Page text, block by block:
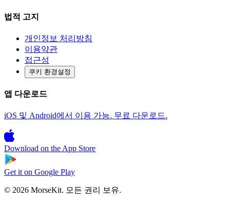
법적 고지
개인정보 처리방침
이용약관
접근성
쿠키 환경설정
앱 다운로드
iOS 및 Android에서 이용 가능. 무료 다운로드.
Download on theApp Store
Get it on Google Play
© 2026 MorseKit. 모든 권리 보유.